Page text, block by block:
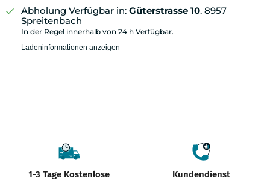
Abholung Verfügbar in: Güterstrasse 10. 8957
Spreitenbach
In der Regel innerhalb von 24 h Verfügbar.
Ladeninformationen anzeigen
1-3 Tage Kostenlose
Kundendienst